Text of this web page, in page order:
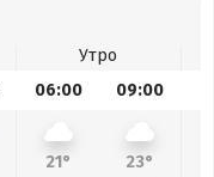
Утро
06:00 09:00
21° 23°